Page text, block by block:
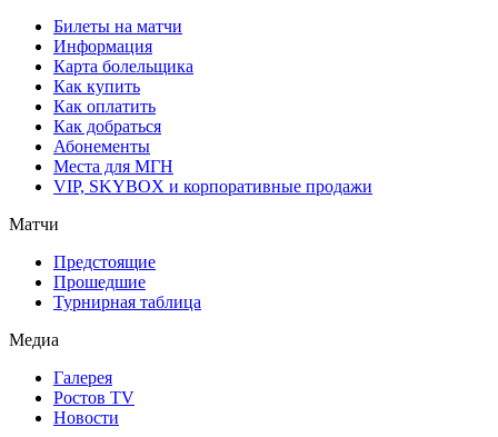
Билеты на матчи
Информация
Карта болельщика
Как купить
Как оплатить
Как добраться
Абонементы
Места для МГН
VIP, SKYBOX и корпоративные продажи
Матчи
Предстоящие
Прошедшие
Турнирная таблица
Медиа
Галерея
Ростов TV
Новости